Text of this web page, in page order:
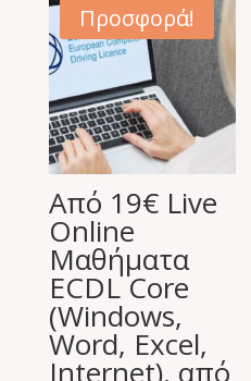
10,00 €.είναι:
4,90 €.
Προσφορά!
Από 19€ Live
Online
Μαθήματα
ECDL Core
(Windows,
Word, Excel,
Internet), από